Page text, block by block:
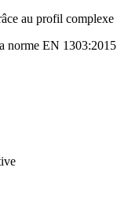
au profil complexe
norme EN 1303:2015